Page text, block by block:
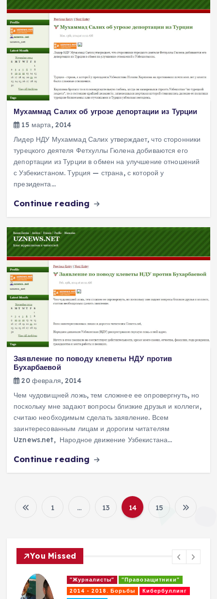
Мухаммад Салих об угрозе депортации из Турции
15 марта, 2014
Лидер НДУ Мухаммад Салих утверждает, что сторонники
турецкого деятеля Фетхуллы Гюлена добиваются его
депортации из Турции в обмен на улучшение отношений
с Узбекистаном. Турция — страна, с которой у
президента…
Continue reading
Заявление по поводу клеветы НДУ против
Бухарбаевой
20 февраля, 2014
Чем чудовищней ложь, тем сложнее ее опровергнуть, но
поскольку мне задают вопросы близкие друзья и коллеги,
считаю необходимым сделать заявление. Всем
заинтересованным лицам и дорогим читателям
Uznews.net, Народное движение Узбекистана…
Continue reading
П
и
1 … 13 14 15
You Missed
"Журналисты"
"Правозащитники"
2014 - 2018. Борьбы
Кибербуллинг